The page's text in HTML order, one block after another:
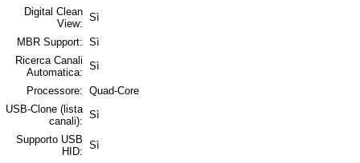
Digital Clean
View:
Sì
MBR Support: Sì
Ricerca Canali
Automatica:
Sì
Processore: Quad-Core
USB-Clone (lista
canali):
Sì
Supporto USB
HID:
Sì